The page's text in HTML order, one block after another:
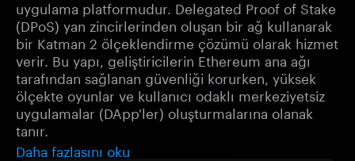
uygulama platformudur. Delegated Proof of Stake
(DPoS) yan zincirlerinden oluşan bir ağ kullanarak
bir Katman 2 ölçeklendirme çözümü olarak hizmet
verir. Bu yapı, geliştiricilerin Ethereum ana ağı
tarafından sağlanan güvenliği korurken, yüksek
ölçekte oyunlar ve kullanıcı odaklı merkeziyetsiz
uygulamalar (DApp'ler) oluşturmalarına olanak
tanır.
Daha fazlasını oku